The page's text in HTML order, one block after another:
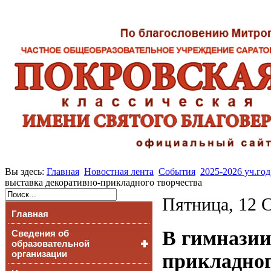
Вы здесь: Главная Новостная лента События 2025-2026 уч.год
выставка декоративно-прикладного творчества
Главная
Сведения об
образовательной
организации
Пятница, 12
В